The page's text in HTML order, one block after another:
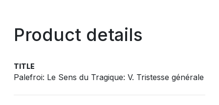
Product details
TITLE
Palefroi: Le Sens du Tragique: V. Tristesse générale